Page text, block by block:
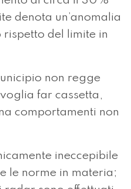
denota un’anomalia
rispetto del limite in
non regge
far cassetta,
comportamenti non
ineccepibile
le norme in materia;